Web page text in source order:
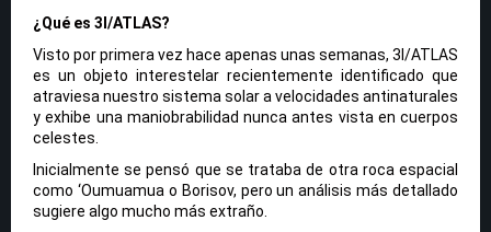
¿Qué es 3I/ATLAS?
Visto por primera vez hace apenas unas semanas, 3I/ATLAS
es un objeto interestelar recientemente identificado que
atraviesa nuestro sistema solar a velocidades antinaturales
y exhibe una maniobrabilidad nunca antes vista en cuerpos
celestes.
Inicialmente se pensó que se trataba de otra roca espacial
como ‘Oumuamua o Borisov, pero un análisis más detallado
sugiere algo mucho más extraño.